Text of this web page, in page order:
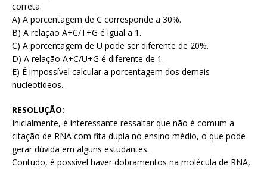
correta.
A) A porcentagem de C corresponde a 30%.
B) A relação A+C/T+G é igual a 1.
C) A porcentagem de U pode ser diferente de 20%.
D) A relação A+C/U+G é diferente de 1.
E) É impossível calcular a porcentagem dos demais
nucleotídeos.
RESOLUÇÃO:
Inicialmente, é interessante ressaltar que não é comum a
citação de RNA com fita dupla no ensino médio, o que pode
gerar dúvida em alguns estudantes.
Contudo, é possível haver dobramentos na molécula de RNA,